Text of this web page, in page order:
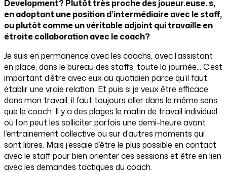
Development? Plutôt très proche des joueur.euse. s,
en adoptant une position d’intermédiaire avec le staff,
ou plutôt comme un véritable adjoint qui travaille en
étroite collaboration avec le coach?
Je suis en permanence avec les coachs, avec l’assistant
en place, dans le bureau des staffs, toute la journée... C’est
important d’être avec eux au quotidien parce qu’il faut
établir une vraie relation. Et puis si je veux être efficace
dans mon travail, il faut toujours aller dans le même sens
que le coach. Il y a des plages le matin de travail individuel
où l’on peut les solliciter parfois une demi-heure avant
l’entrainement collective ou sur d’autres moments qui
sont libres. Mais j’essaie d’être le plus possible en contact
avec le staff pour bien orienter ces sessions et être en lien
avec les demandes tactiques du coach.